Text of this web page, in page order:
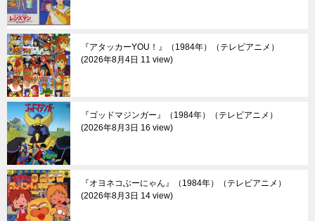
『アタッカーYOU！』（1984年）（テレビアニメ）
2026年8月4日 11 view
『ゴッドマジンガー』（1984年）（テレビアニメ）
2026年8月3日 16 view
『オヨネコぶーにゃん』（1984年）（テレビアニメ）
2026年8月3日 14 view